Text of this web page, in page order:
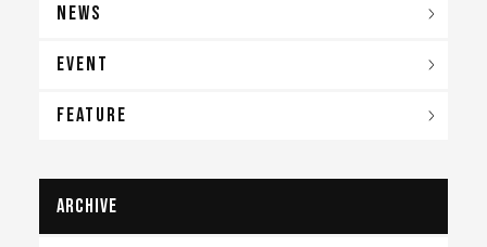
NEWS
EVENT
FEATURE
archive